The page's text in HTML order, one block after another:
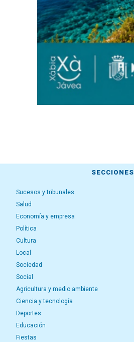
SECCIONES
Sucesos y tribunales
Salud
Economía y empresa
Política
Cultura
Local
Sociedad
Social
Agricultura y medio ambiente
Ciencia y tecnología
Deportes
Educación
Fiestas